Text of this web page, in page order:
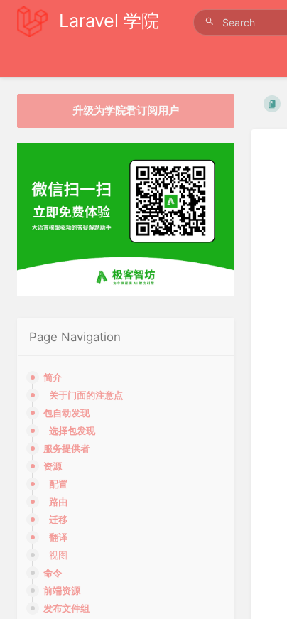
Laravel 学院
升级为学院君订阅用户
Page Navigation
简介
关于门面的注意点
包自动发现
选择包发现
服务提供者
资源
配置
路由
迁移
翻译
视图
命令
前端资源
发布文件组